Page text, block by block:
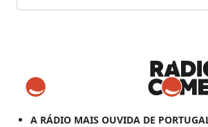
A RÁDIO MAIS OUVIDA DE